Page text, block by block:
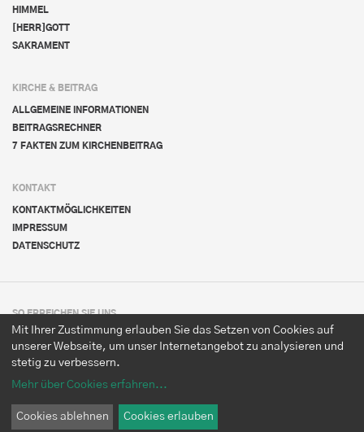
HIMMEL
[HERR]GOTT
SAKRAMENT
KIRCHE & BEITRAG
ALLGEMEINE INFORMATIONEN
BEITRAGSRECHNER
7 FAKTEN ZUM KIRCHENBEITRAG
KONTAKT
KONTAKTMÖGLICHKEITEN
IMPRESSUM
DATENSCHUTZ
SO ERREICHEN SIE UNS
KATHOLISCHE KIRCHE IN OBERÖSTERREICH
DIÖZESE LINZ
Herrenstraße 19
4021 Linz
Mit Ihrer Zustimmung erlauben Sie das Setzen von Cookies auf
unserer Webseite, um unser Internetangebot zu analysieren und
stetig zu verbessern.
Mehr über Cookies erfahren...
Cookies ablehnen Cookies erlauben